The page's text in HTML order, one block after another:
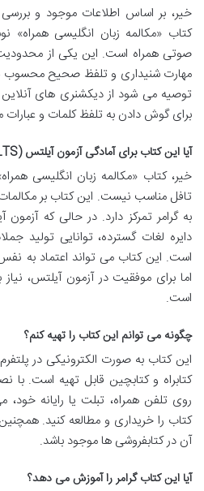
خیر، بر اساس اطلاعات موجود و
کتاب «مکالمه زبان انگلیسی همراه»
صوتی همراه است. این یکی از
مهارت شنیداری و تلفظ صحیح محسوب
توصیه می شود از دیکشنری های
برای گوش دادن به تلفظ کلمات و عبارات
آیا این کتاب برای آمادگی آزمون آیلتس (IELTS) مناسب است؟
خیر، کتاب «مکالمه زبان انگلیسی
تافل مناسب نیست. این کتاب بر مکالمات
به گرامر تمرکز دارد. در حالی که آزمون
دایره لغات گسترده، توانایی تولید
است. این کتاب می تواند اعتماد به نفس
اما برای موفقیت در آزمون آیلتس،
است.
چگونه می توانم این کتاب را تهیه کنم؟
این کتاب به صورت الکترونیکی در
کتابراه و کتابچین قابل تهیه است. با
روی تلفن همراه، تبلت یا رایانه
کتاب را خریداری و مطالعه کنید.
آن در کتابفروشی ها موجود باشد.
آیا این کتاب گرامر را آموزش می دهد؟